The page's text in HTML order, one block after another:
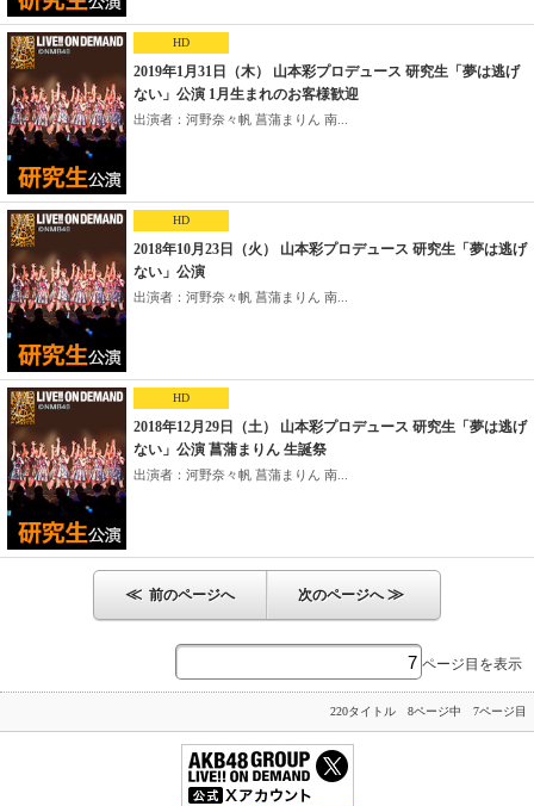
HD
2019年1月31日（木） 山本彩プロデュース 研究生「夢は逃げ
ない」公演 1月生まれのお客様歓迎
出演者：河野奈々帆 菖蒲まりん 南...
HD
2018年10月23日（火） 山本彩プロデュース 研究生「夢は逃げ
ない」公演
出演者：河野奈々帆 菖蒲まりん 南...
HD
2018年12月29日（土） 山本彩プロデュース 研究生「夢は逃げ
ない」公演 菖蒲まりん 生誕祭
出演者：河野奈々帆 菖蒲まりん 南...
≪ 前のページへ 次のページへ≫
ページ目を表示
220タイトル 8ページ中 7ページ目